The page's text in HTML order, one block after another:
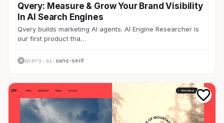
Qvery: Measure & Grow Your Brand Visibility
In AI Search Engines
Qvery builds marketing AI agents. AI Engine Researcher is
our first product tha…
qvery.ai · sans-serif